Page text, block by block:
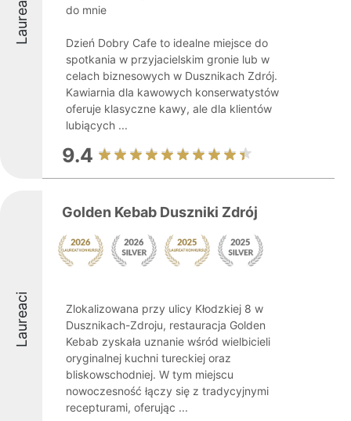
Laureaci
do mnie
Dzień Dobry Cafe to idealne miejsce do
spotkania w przyjacielskim gronie lub w
celach biznesowych w Dusznikach Zdrój.
Kawiarnia dla kawowych konserwatystów
oferuje klasyczne kawy, ale dla klientów
lubiących ...
9.4
Laureaci
Golden Kebab Duszniki Zdrój
Zlokalizowana przy ulicy Kłodzkiej 8 w
Dusznikach-Zdroju, restauracja Golden
Kebab zyskała uznanie wśród wielbicieli
oryginalnej kuchni tureckiej oraz
bliskowschodniej. W tym miejscu
nowoczesność łączy się z tradycyjnymi
recepturami, oferując ...